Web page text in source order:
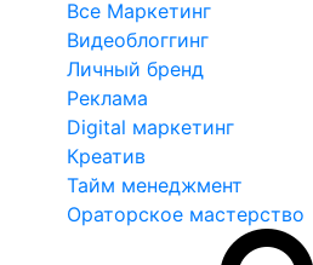
Все Маркетинг
Видеоблоггинг
Личный бренд
Реклама
Digital маркетинг
Креатив
Тайм менеджмент
Ораторское мастерство